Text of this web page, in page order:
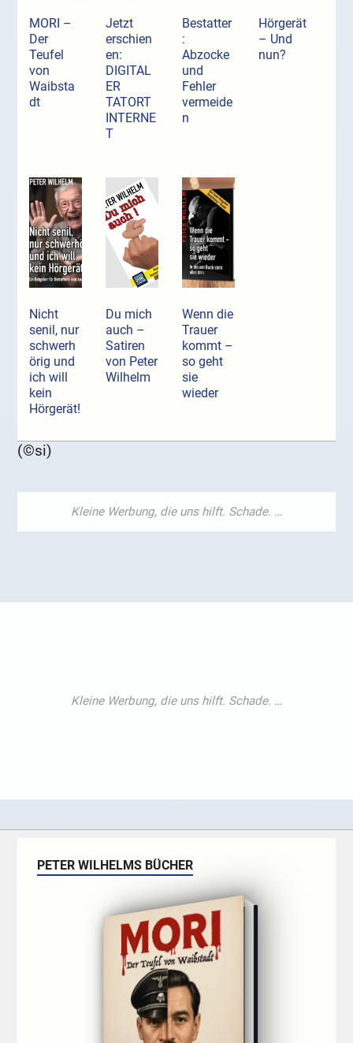
MORI –
Der
Teufel
von
Waibsta
dt
Jetzt
erschien
en:
DIGITAL
ER
TATORT
INTERNE
T
Bestatter
:
Abzocke
und
Fehler
vermeide
n
Hörgerät
– Und
nun?
Nicht
senil, nur
schwerh
örig und
ich will
kein
Hörgerät!
Du mich
auch –
Satiren
von Peter
Wilhelm
Wenn die
Trauer
kommt –
so geht
sie
wieder
(©si)
PETER WILHELMS BÜCHER